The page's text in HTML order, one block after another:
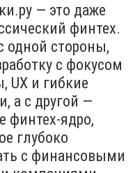
— это даже
финтех.
одной стороны,
с фокусом
UX и гибкие
а с другой —
финтех-ядро,
глубоко
с финансовыми